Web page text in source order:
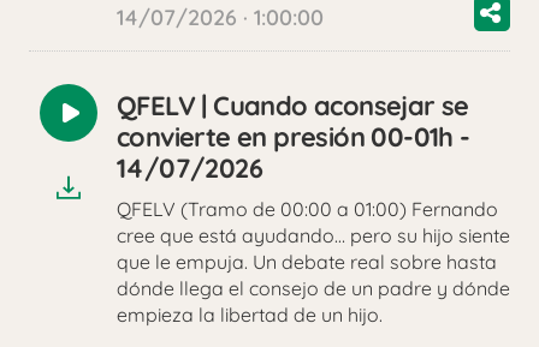
14/07/2026 · 1:00:00
Reproducir
audio
QFELV | Cuando aconsejar se
convierte en presión 00-01h -
14/07/2026
QFELV (Tramo de 00:00 a 01:00) Fernando
cree que está ayudando… pero su hijo siente
que le empuja. Un debate real sobre hasta
dónde llega el consejo de un padre y dónde
empieza la libertad de un hijo.